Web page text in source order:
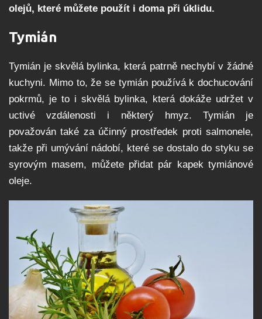
olejů, které můžete použít i doma při úklidu.
Tymián
Tymián je skvělá bylinka, která patrně nechybí v žádné
kuchyni. Mimo to, že se tymián používá k dochucování
pokrmů, je to i skvělá bylinka, která dokáže udržet v
uctivé vzdálenosti i některý hmyz. Tymián je
považován také za účinný prostředek proti salmonele,
takže při umývání nádobí, které se dostalo do styku se
syrovým masem, můžete přidat pár kapek tymiánové
oleje.